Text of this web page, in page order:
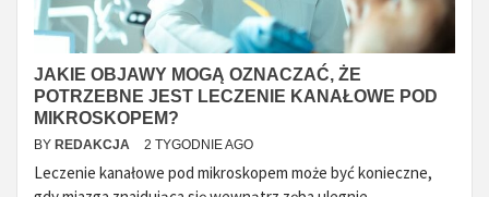
JAKIE OBJAWY MOGĄ OZNACZAĆ, ŻE
POTRZEBNE JEST LECZENIE KANAŁOWE POD
MIKROSKOPEM?
BY REDAKCJA 2 TYGODNIE AGO
Leczenie kanałowe pod mikroskopem może być konieczne,